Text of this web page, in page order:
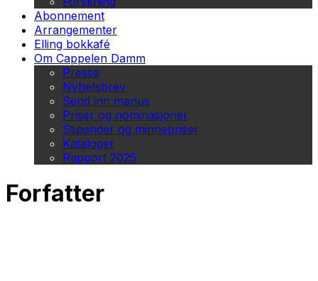
Abonnement
Arrangementer
Elling bokkafé
Om Cappelen Damm
Presse
Nyhetsbrev
Send inn manus
Priser og nominasjoner
Stipender og minnepriser
Kataloger
Rapport 2025
Forfatter